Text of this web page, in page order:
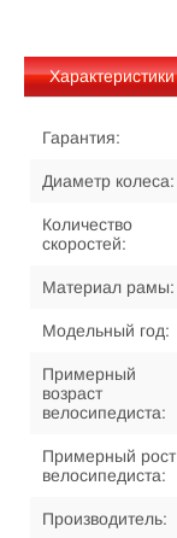
Характеристики
Гарантия:
Диаметр колеса:
Количество
скоростей:
Материал рамы:
Модельный год:
Примерный
возраст
велосипедиста:
Примерный рост
велосипедиста:
Производитель: